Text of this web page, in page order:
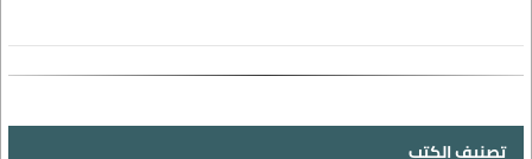
تصنيف الكتب